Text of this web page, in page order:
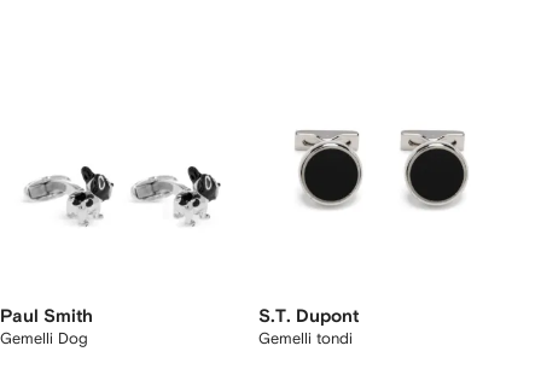
Paul Smith
Gemelli Dog
S.T. Dupont
Gemelli tondi